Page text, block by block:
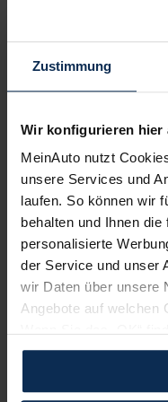
Zustimmung
Wir konfigurieren hier
MeinAuto nutzt
unsere Services und
laufen. So können wir
behalten und Ihnen
personalisierte
der Service und unser
wir Daten über unsere
Angebote auf welchen
und erlauben uns
verwenden und diese
etwa an unsere
Polestar